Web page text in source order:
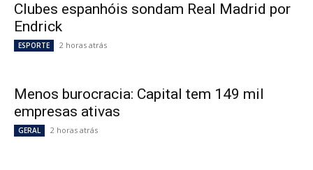
Clubes espanhóis sondam Real Madrid por
Endrick
ESPORTE 2 horas atrás
Menos burocracia: Capital tem 149 mil
empresas ativas
GERAL 2 horas atrás